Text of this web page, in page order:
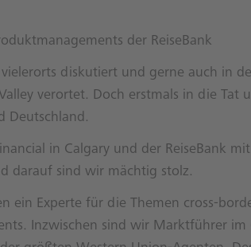
der ReiseBank
diskutiert und gerne auch in
verortet. Doch erstmals in die Tat
Deutschland.
in Calgary und der ReiseBank
darauf sind wir mächtig stolz.
ein Experte für die Themen cross-
Inzwischen sind wir Marktführer im